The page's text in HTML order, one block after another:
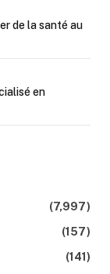
de la santé au
en
(7,997)
(157)
(141)